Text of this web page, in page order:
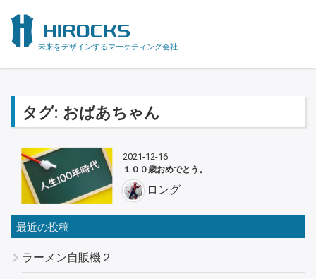
未来をデザインするマーケティング会社
タグ: おばあちゃん
2021-12-16
１００歳おめでとう。
ロング
最近の投稿
ラーメン自販機２